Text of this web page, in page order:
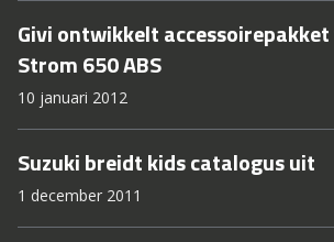
Givi ontwikkelt
Strom 650 ABS
10 januari 2012
Suzuki breidt kids catalogus uit
1 december 2011